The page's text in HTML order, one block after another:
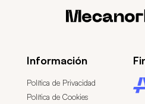
Información
Política de Privacidad
Política de Cookies